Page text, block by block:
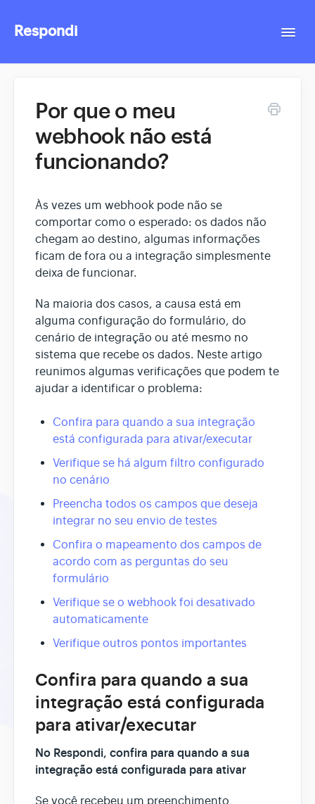
Respondi
Por que o meu
webhook não está
funcionando?
Às vezes um webhook pode não se
comportar como o esperado: os dados não
chegam ao destino, algumas informações
ficam de fora ou a integração simplesmente
deixa de funcionar.
Na maioria dos casos, a causa está em
alguma configuração do formulário, do
cenário de integração ou até mesmo no
sistema que recebe os dados. Neste artigo
reunimos algumas verificações que podem te
ajudar a identificar o problema:
Confira para quando a sua integração
está configurada para ativar/executar
Verifique se há algum filtro configurado
no cenário
Preencha todos os campos que deseja
integrar no seu envio de testes
Confira o mapeamento dos campos de
acordo com as perguntas do seu
formulário
Verifique se o webhook foi desativado
automaticamente
Verifique outros pontos importantes
Confira para quando a sua
integração está configurada
para ativar/executar
No Respondi, confira para quando a sua
integração está configurada para ativar
Se você recebeu um preenchimento